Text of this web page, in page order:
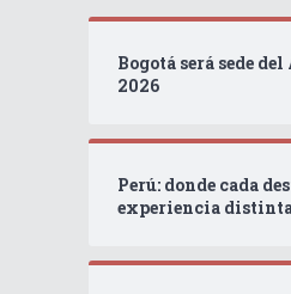
Bogotá será sede
2026
Perú: donde cada
experiencia